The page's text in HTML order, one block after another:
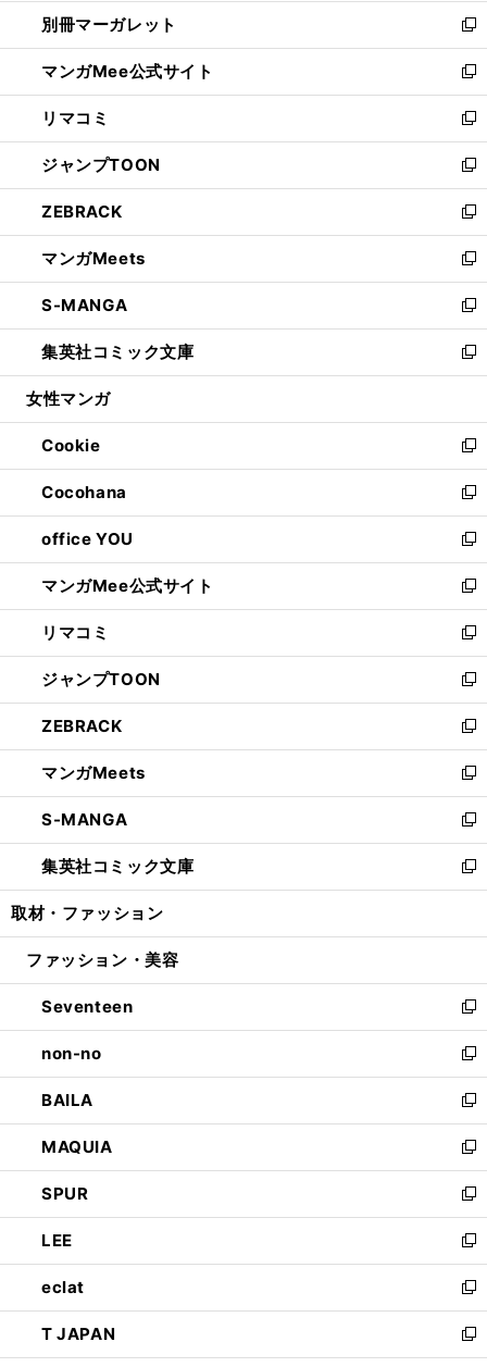
く
で
開
く
ウ
ィ
ン
ド
ウ
で
開
く
し
い
ウ
ィ
ン
ド
ウ
で
開
く
別冊マーガレット
新
し
い
ウ
ィ
ン
ド
ウ
で
開
く
マンガMee公式サイト
新
し
い
ウ
ィ
ン
ド
ウ
で
開
く
リマコミ
新
し
い
ウ
ィ
ン
ド
ウ
で
開
く
ジャンプTOON
新
し
い
ウ
ィ
ン
ド
ウ
で
開
ZEBRACK
新
し
い
ウ
ィ
ン
ド
ウ
開
く
マンガMeets
新
し
い
ウ
ィ
ン
ウ
で
開
く
S-MANGA
新
し
い
ウ
ン
ド
ウ
で
開
く
集英社コミック文庫
新
し
ウ
ィ
ン
ド
ウ
で
開
く
女性マンガ
Cookie
新
し
い
ウ
ィ
ン
ド
ウ
で
開
く
Cocohana
新
し
い
ウ
ィ
ン
ド
ウ
で
開
く
office YOU
新
し
い
ウ
ィ
ン
ド
ウ
で
開
く
マンガMee公式サイト
新
し
い
ウ
ィ
ン
ド
ウ
で
開
く
リマコミ
新
し
い
ウ
ィ
ン
ド
ウ
で
開
く
ジャンプTOON
新
し
い
ウ
ィ
ン
ド
ウ
で
開
ZEBRACK
新
し
い
ウ
ィ
ン
ド
ウ
開
マンガMeets
新
し
い
ウ
ィ
ン
ウ
開
く
S-MANGA
新
し
い
ウ
ン
ウ
で
開
く
集英社コミック文庫
新
し
ウ
ン
ド
ウ
で
開
く
取材・ファッション
ファッション・美容
Seventeen
新
し
い
ウ
ィ
ン
ド
ウ
で
開
く
non-no
新
し
い
ウ
ィ
ン
ド
ウ
で
開
く
BAILA
新
し
い
ウ
ィ
ン
ド
ウ
で
開
く
MAQUIA
新
し
い
ウ
ィ
ン
ド
ウ
で
開
SPUR
新
し
い
ウ
ィ
ン
ド
ウ
LEE
新
し
い
ウ
ィ
ン
eclat
新
し
い
ウ
T JAPAN
新
し